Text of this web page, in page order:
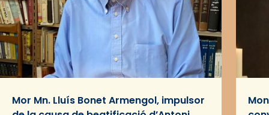
Mor Mn. Lluís Bonet Armengol, impulsor